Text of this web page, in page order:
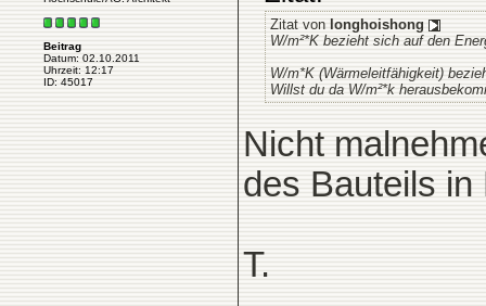
Beitrag
Datum: 02.10.2011
Uhrzeit: 12:17
ID: 45017
Zitat von longhoishong
W/m²*K bezieht sich auf den
W/m*K (Wärmeleitfähigkeit)
Willst du da W/m²*k
Nicht
des Bauteils in
T.